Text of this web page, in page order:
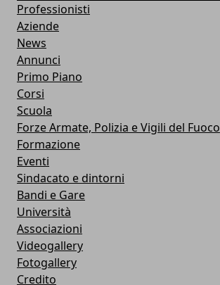
Professionisti
Aziende
News
Annunci
Primo Piano
Corsi
Scuola
Forze Armate, Polizia e Vigili del Fuoco
Formazione
Eventi
Sindacato e dintorni
Bandi e Gare
Università
Associazioni
Videogallery
Fotogallery
Credito